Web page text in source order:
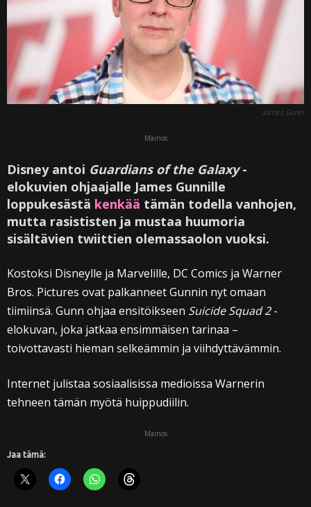
James Gunn.
Mainos
Disney antoi Guardians of the Galaxy-
elokuvien ohjaajalle James Gunnille
loppukesästä kenkää tämän todella vanhojen,
mutta rasististen ja mustaa huumoria
sisältävien twiittien olemassaolon vuoksi.
Kostoksi Disneylle ja Marvelille, DC Comics ja Warner
Bros. Pictures ovat palkanneet Gunnin nyt omaan
tiimiinsä. Gunn ohjaa ensitöikseen Suicide Squad 2-
elokuvan, joka jatkaa ensimmäisen tarinaa –
toivottavasti hieman selkeämmin ja viihdyttävämmin.
Internet julistaa sosiaalisissa medioissa Warnerin
tehneen tämän myötä huippudiilin.
Mainos
Jaa tämä: